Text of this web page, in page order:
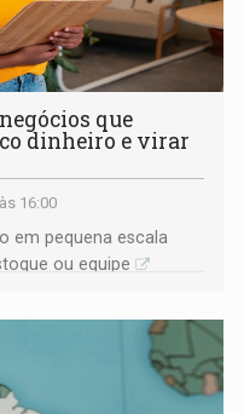
que
dinheiro e virar
16:00
em pequena escala
ou equipe